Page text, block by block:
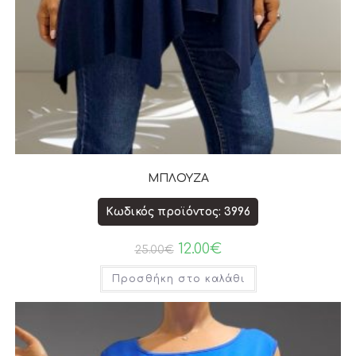
ΜΠΛΟΥΖΑ
Κωδικός προϊόντος: 3996
25.00€ 12.00€
Προσθήκη στο καλάθι